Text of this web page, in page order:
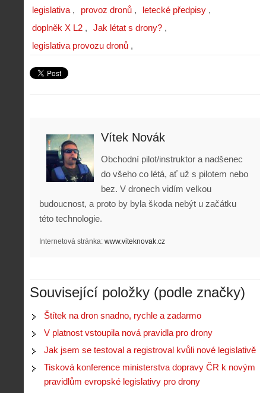
legislativa
provoz dronů
letecké předpisy
doplněk X L2
Jak létat s drony?
legislativa provozu dronů
Vítek Novák
Obchodní pilot/instruktor a nadšenec
do všeho co létá, ať už s pilotem nebo
bez. V dronech vidím velkou
budoucnost, a proto by byla škoda nebýt u začátku
této technologie.
Internetová stránka: www.viteknovak.cz
Související položky (podle značky)
Štítek na dron snadno, rychle a zadarmo
V platnost vstoupila nová pravidla pro drony
Jak jsem se testoval a registroval kvůli nové legislativě
Tisková konference ministerstva dopravy ČR k novým
pravidlům evropské legislativy pro drony